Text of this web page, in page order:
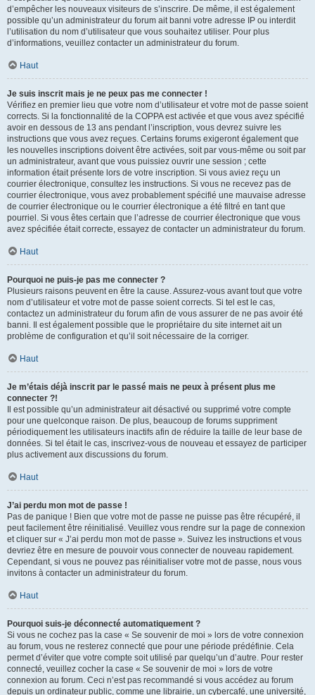
d’empêcher les nouveaux visiteurs de s’inscrire. De même, il est également
possible qu’un administrateur du forum ait banni votre adresse IP ou interdit
l’utilisation du nom d’utilisateur que vous souhaitez utiliser. Pour plus
d’informations, veuillez contacter un administrateur du forum.
Haut
Je suis inscrit mais je ne peux pas me connecter !
Vérifiez en premier lieu que votre nom d’utilisateur et votre mot de passe soient
corrects. Si la fonctionnalité de la COPPA est activée et que vous avez spécifié
avoir en dessous de 13 ans pendant l’inscription, vous devrez suivre les
instructions que vous avez reçues. Certains forums exigeront également que
les nouvelles inscriptions doivent être activées, soit par vous-même ou soit par
un administrateur, avant que vous puissiez ouvrir une session ; cette
information était présente lors de votre inscription. Si vous aviez reçu un
courrier électronique, consultez les instructions. Si vous ne recevez pas de
courrier électronique, vous avez probablement spécifié une mauvaise adresse
de courrier électronique ou le courrier électronique a été filtré en tant que
pourriel. Si vous êtes certain que l’adresse de courrier électronique que vous
avez spécifiée était correcte, essayez de contacter un administrateur du forum.
Haut
Pourquoi ne puis-je pas me connecter ?
Plusieurs raisons peuvent en être la cause. Assurez-vous avant tout que votre
nom d’utilisateur et votre mot de passe soient corrects. Si tel est le cas,
contactez un administrateur du forum afin de vous assurer de ne pas avoir été
banni. Il est également possible que le propriétaire du site internet ait un
problème de configuration et qu’il soit nécessaire de la corriger.
Haut
Je m’étais déjà inscrit par le passé mais ne peux à présent plus me
connecter ?!
Il est possible qu’un administrateur ait désactivé ou supprimé votre compte
pour une quelconque raison. De plus, beaucoup de forums suppriment
périodiquement les utilisateurs inactifs afin de réduire la taille de leur base de
données. Si tel était le cas, inscrivez-vous de nouveau et essayez de participer
plus activement aux discussions du forum.
Haut
J’ai perdu mon mot de passe !
Pas de panique ! Bien que votre mot de passe ne puisse pas être récupéré, il
peut facilement être réinitialisé. Veuillez vous rendre sur la page de connexion
et cliquer sur « J’ai perdu mon mot de passe ». Suivez les instructions et vous
devriez être en mesure de pouvoir vous connecter de nouveau rapidement.
Cependant, si vous ne pouvez pas réinitialiser votre mot de passe, nous vous
invitons à contacter un administrateur du forum.
Haut
Pourquoi suis-je déconnecté automatiquement ?
Si vous ne cochez pas la case « Se souvenir de moi » lors de votre connexion
au forum, vous ne resterez connecté que pour une période prédéfinie. Cela
permet d’éviter que votre compte soit utilisé par quelqu’un d’autre. Pour rester
connecté, veuillez cocher la case « Se souvenir de moi » lors de votre
connexion au forum. Ceci n’est pas recommandé si vous accédez au forum
depuis un ordinateur public, comme une librairie, un cybercafé, une université,